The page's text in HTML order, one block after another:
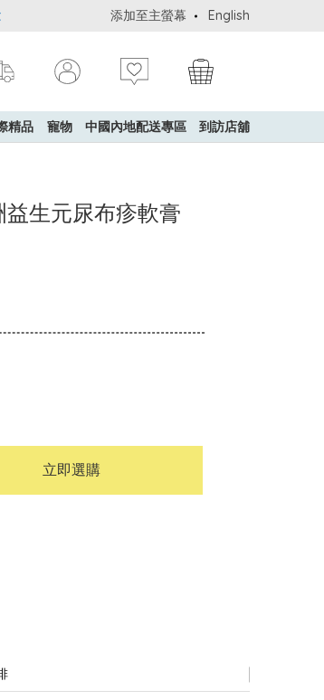
5%簽賬回贈！ 購買一般貨品(冷凍食品除外)滿$600
添加至主螢幕 English
精品 寵物 中國內地配送專區 到訪店舖
生元尿布疹軟膏
立即選購